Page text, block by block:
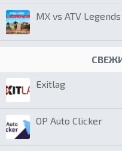
MX vs ATV Legends
Exitlag
OP Auto Clicker